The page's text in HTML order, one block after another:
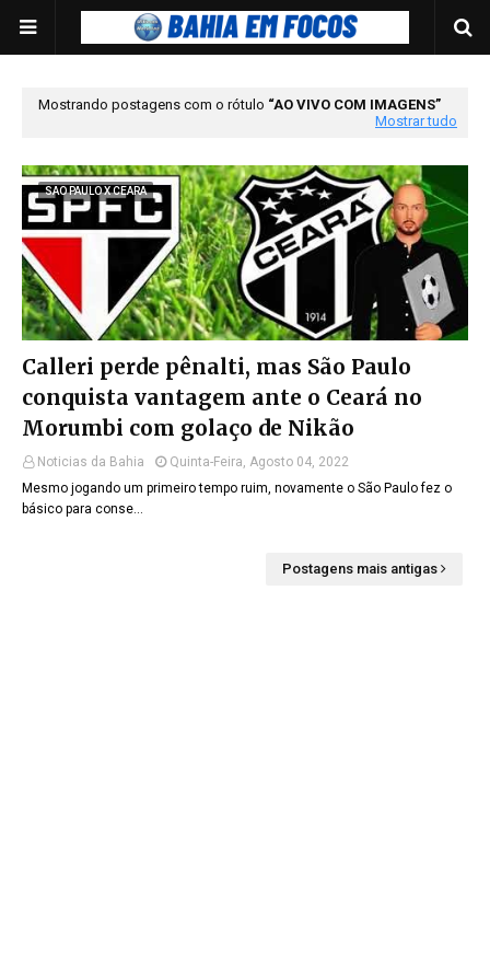
Mostrando postagens com o rótulo AO VIVO COM IMAGENS
Mostrar tudo
SAO PAULO X CEARA
Calleri perde pênalti, mas São Paulo
conquista vantagem ante o Ceará no
Morumbi com golaço de Nikão
Noticias da Bahia
Quinta-Feira, Agosto 04, 2022
Mesmo jogando um primeiro tempo ruim, novamente o São Paulo fez o
básico para conse…
Postagens mais antigas